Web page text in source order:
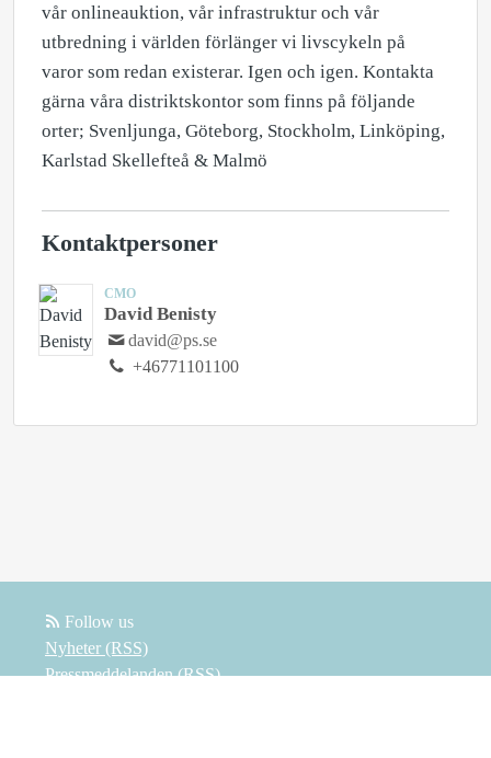
vår onlineauktion, vår infrastruktur och vår
utbredning i världen förlänger vi livscykeln på
varor som redan existerar. Igen och igen. Kontakta
gärna våra distriktskontor som finns på följande
orter; Svenljunga, Göteborg, Stockholm, Linköping,
Karlstad Skellefteå & Malmö
Kontaktpersoner
CMO
David Benisty
david@ps.se
+46771101100
Follow us
Nyheter (RSS)
Pressmeddelanden (RSS)